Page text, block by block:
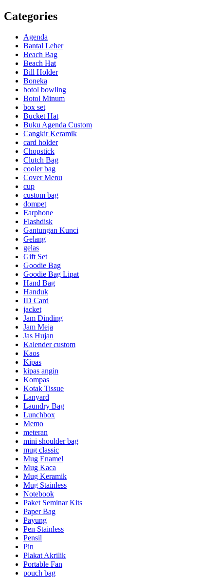
Categories
Agenda
Bantal Leher
Beach Bag
Beach Hat
Bill Holder
Boneka
botol bowling
Botol Minum
box set
Bucket Hat
Buku Agenda Custom
Cangkir Keramik
card holder
Chopstick
Clutch Bag
cooler bag
Cover Menu
cup
custom bag
dompet
Earphone
Flashdisk
Gantungan Kunci
Gelang
gelas
Gift Set
Goodie Bag
Goodie Bag Lipat
Hand Bag
Handuk
ID Card
jacket
Jam Dinding
Jam Meja
Jas Hujan
Kalender custom
Kaos
Kipas
kipas angin
Kompas
Kotak Tissue
Lanyard
Laundry Bag
Lunchbox
Memo
meteran
mini shoulder bag
mug classic
Mug Enamel
Mug Kaca
Mug Keramik
Mug Stainless
Notebook
Paket Seminar Kits
Paper Bag
Payung
Pen Stainless
Pensil
Pin
Plakat Akrilik
Portable Fan
pouch bag